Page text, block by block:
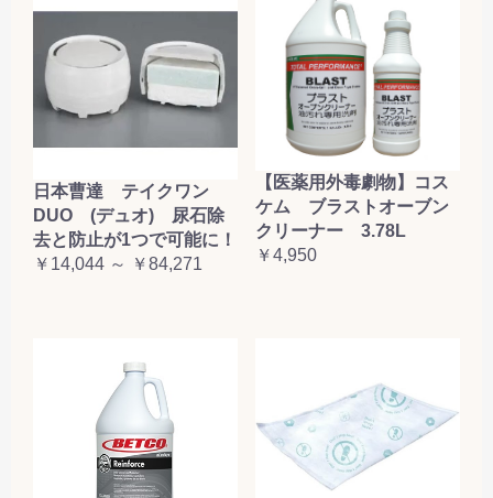
日本曹達 テイクワン
DUO (デュオ) 尿石除
去と防止が1つで可能に！
￥14,044 ～ ￥84,271
【医薬用外毒劇物】コス
ケム ブラストオーブン
クリーナー 3.78L
￥4,950